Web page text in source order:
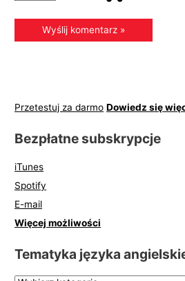
Przetestuj za darmo Dowiedz się
Bezpłatne subskrypcje
iTunes
Spotify
E-mail
Więcej możliwości
Tematyka języka